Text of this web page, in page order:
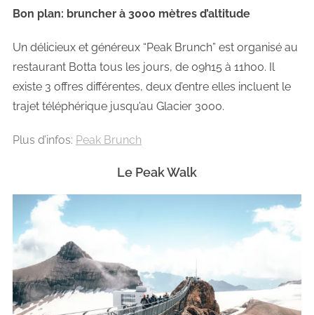
Bon plan: bruncher à 3000 mètres d’altitude
Un délicieux et généreux “Peak Brunch” est organisé au
restaurant Botta tous les jours, de 09h15 à 11h00. Il
existe 3 offres différentes, deux d’entre elles incluent le
trajet téléphérique jusqu’au Glacier 3000.
Plus d’infos: Peak Brunch
Le Peak Walk